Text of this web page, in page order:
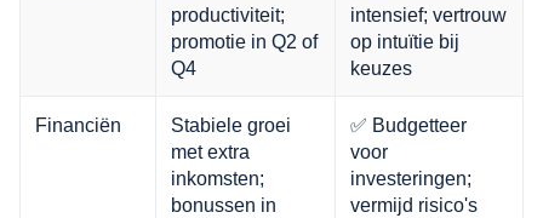
productiviteit;
promotie in Q2 of
Q4
intensief; vertrouw
op intuïtie bij
keuzes
Financiën
Stabiele groei
met extra
inkomsten;
bonussen in
✅ Budgetteer
voor
investeringen;
vermijd risico's